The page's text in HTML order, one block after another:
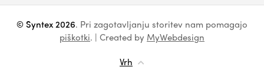
© Syntex 2026. Pri zagotavljanju storitev nam pomagajo
piškotki. | Created by MyWebdesign
Vrh